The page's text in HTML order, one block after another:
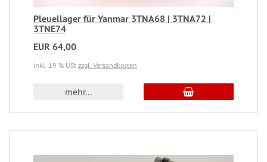
Pleuellager für Yanmar 3TNA68 | 3TNA72 |
3TNE74
EUR 64,00
inkl. 19 % USt zzgl. Versandkosten
mehr...